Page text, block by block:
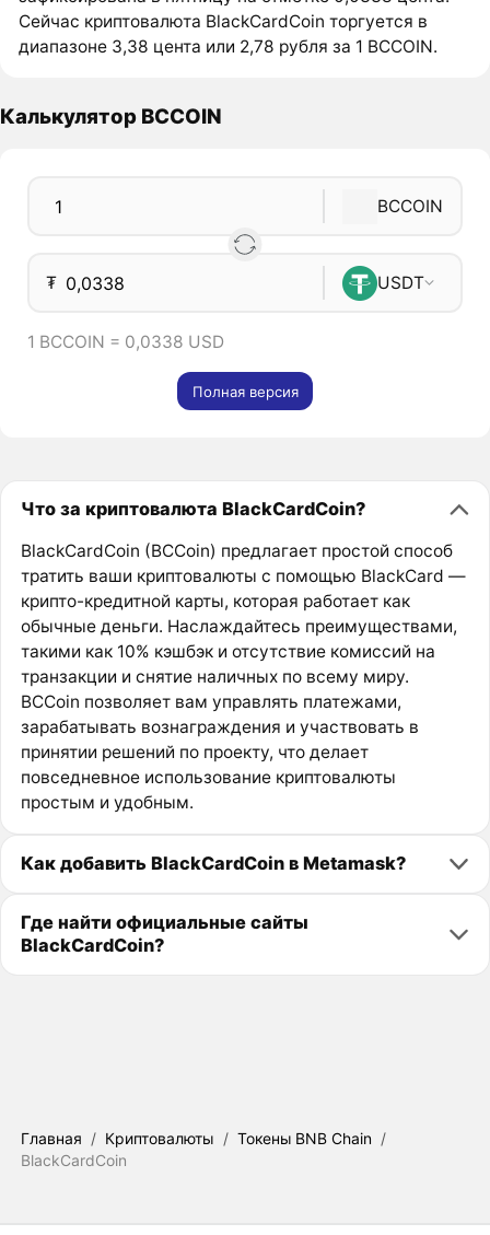
Сейчас криптовалюта BlackCardCoin торгуется в
диапазоне 3,38 цента или 2,78 рубля за 1 BCCOIN.
Калькулятор BCCOIN
BCCOIN
₮ USDT
1 BCCOIN = 0,0338 USD
Полная версия
Что за криптовалюта BlackCardCoin?
BlackCardCoin (BCCoin) предлагает простой способ
тратить ваши криптовалюты с помощью BlackCard —
крипто-кредитной карты, которая работает как
обычные деньги. Наслаждайтесь преимуществами,
такими как 10% кэшбэк и отсутствие комиссий на
транзакции и снятие наличных по всему миру.
BCCoin позволяет вам управлять платежами,
зарабатывать вознаграждения и участвовать в
принятии решений по проекту, что делает
повседневное использование криптовалюты
простым и удобным.
Как добавить BlackCardCoin в Metamask?
Где найти официальные сайты
BlackCardCoin?
Главная / Криптовалюты / Токены BNB Chain /
BlackCardCoin